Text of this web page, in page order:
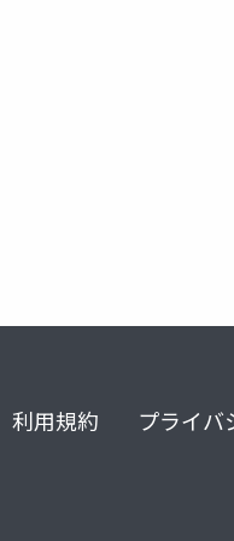
利用規約 プライバ